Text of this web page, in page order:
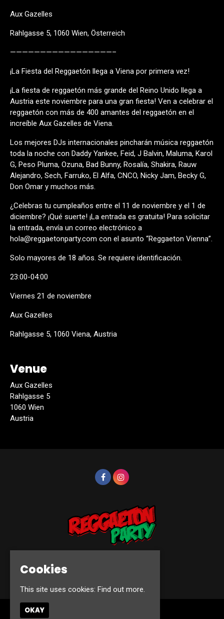
Aux Gazelles
Rahlgasse 5, 1060 Wien, Österreich
—————————————————–
¡La Fiesta del Reggaetón llega a Viena por primera vez!
¡La fiesta de reggaetón más grande del Reino Unido llega a
Austria este noviembre para una gran fiesta! Ven a celebrar el
reggaetón con más de 400 amantes del reggaetón en el
increíble Aux Gazelles de Viena.
Los mejores DJs internacionales pincharán música reggaetón
toda la noche con Daddy Yankee, Feid, J Balvin, Maluma, Karol
G, Peso Pluma, Ozuna, Bad Bunny, Rosalía, Shakira, Rauw
Alejandro, Sech, Farruko, El Alfa, CNCO, Nicky Jam, Becky G,
Don Omar y muchos más.
¿Celebras tu cumpleaños entre el 11 de noviembre y el 1 de
diciembre? ¡Qué suerte! ¡La entrada es gratuita! Para solicitar
la entrada, envía un correo electrónico a
hola@reggaetonparty.com con el asunto “Reggaeton Vienna”.
Solo mayores de 18 años. Se requiere identificación.
23:00-04:00
Viernes 21 de noviembre
Aux Gazelles
Rahlgasse 5, 1060 Viena, Austria
Venue
Aux Gazelles
Rahlgasse 5
1060 Wien
Austria
Cookies
This site uses cookies: Find out more.
OKAY